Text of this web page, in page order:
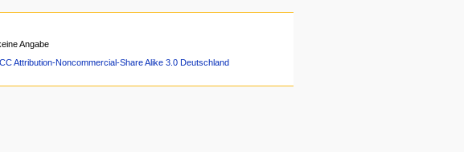
Angabe
CC Attribution-Noncommercial-Share Alike 3.0 Deutschland